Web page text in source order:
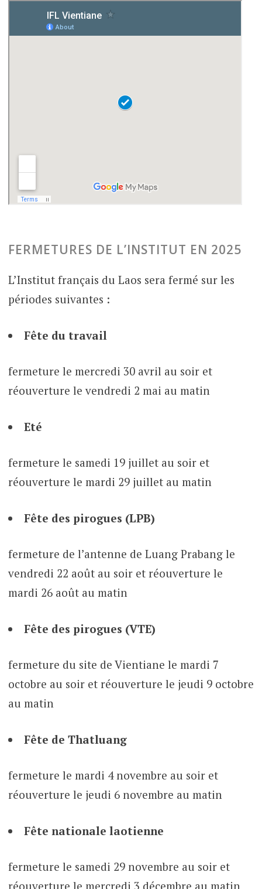
FERMETURES DE L’INSTITUT EN 2025
L’Institut français du Laos sera fermé sur les
périodes suivantes :
Fête du travail
fermeture le mercredi 30 avril au soir et
réouverture le vendredi 2 mai au matin
Eté
fermeture le samedi 19 juillet au soir et
réouverture le mardi 29 juillet au matin
Fête des pirogues (LPB)
fermeture de l’antenne de Luang Prabang le
vendredi 22 août au soir et réouverture le
mardi 26 août au matin
Fête des pirogues (VTE)
fermeture du site de Vientiane le mardi 7
octobre au soir et réouverture le jeudi 9 octobre
au matin
Fête de Thatluang
fermeture le mardi 4 novembre au soir et
réouverture le jeudi 6 novembre au matin
Fête nationale laotienne
fermeture le samedi 29 novembre au soir et
réouverture le mercredi 3 décembre au matin